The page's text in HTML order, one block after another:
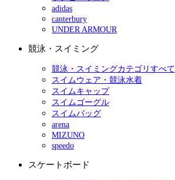
adidas
canterbury
UNDER ARMOUR
競泳・スイミング
競泳・スイミングカテゴリすべて
スイムウェア・競泳水着
スイムキャップ
スイムゴーグル
スイムバッグ
arena
MIZUNO
speedo
スケートボード